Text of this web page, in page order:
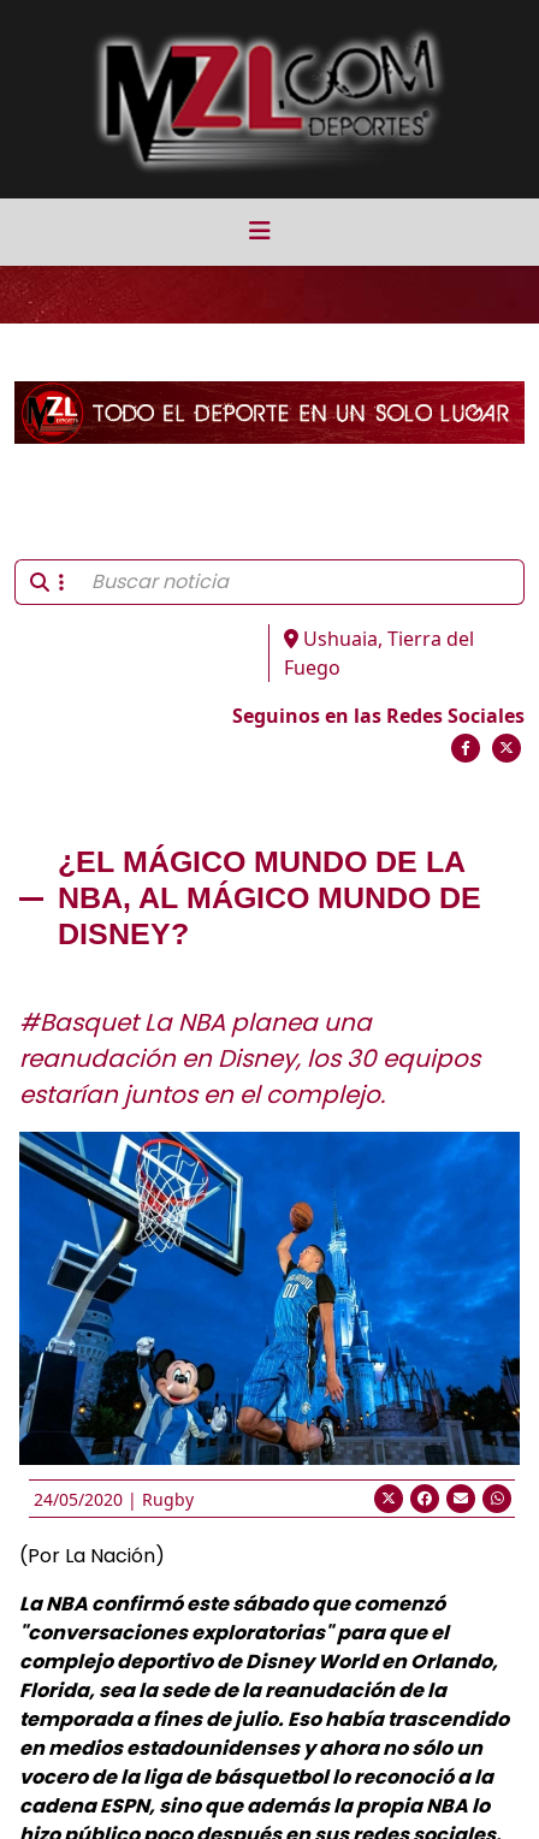
Ushuaia, Tierra del
Fuego
Seguinos en las Redes Sociales
¿EL MÁGICO MUNDO DE LA
NBA, AL MÁGICO MUNDO DE
DISNEY?
#Basquet La NBA planea una
reanudación en Disney, los 30 equipos
estarían juntos en el complejo.
24/05/2020 | Rugby
(Por La Nación)
La NBA confirmó este sábado que comenzó
"conversaciones exploratorias" para que el
complejo deportivo de Disney World en Orlando,
Florida, sea la sede de la reanudación de la
temporada a fines de julio. Eso había trascendido
en medios estadounidenses y ahora no sólo un
vocero de la liga de básquetbol lo reconoció a la
cadena ESPN, sino que además la propia NBA lo